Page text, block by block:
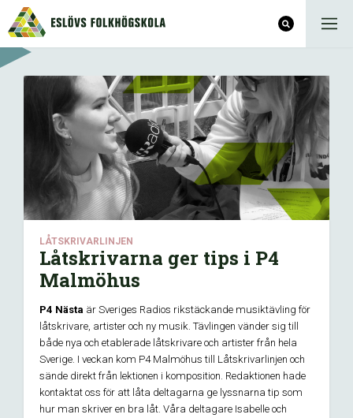
LÅTSKRIVARLINJEN
Låtskrivarna ger tips i P4
Malmöhus
P4 Nästa är Sveriges Radios rikstäckande musiktävling för
låtskrivare, artister och ny musik. Tävlingen vänder sig till
både nya och etablerade låtskrivare och artister från hela
Sverige. I veckan kom P4 Malmöhus till Låtskrivarlinjen och
sände direkt från lektionen i komposition. Redaktionen hade
kontaktat oss för att låta deltagarna ge lyssnarna tip som
hur man skriver en bra låt. Våra deltagare Isabelle och